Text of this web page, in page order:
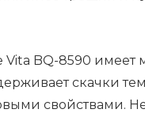
BQ-8590 имеет
скачки
свойствами.